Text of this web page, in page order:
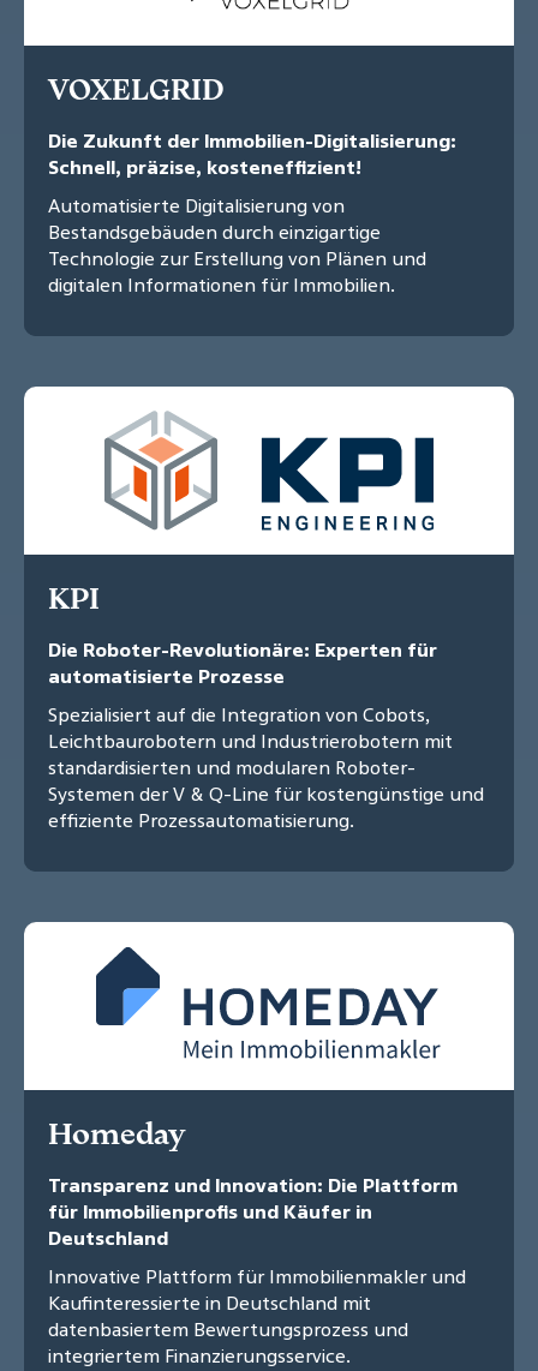
VOXELGRID
Die Zukunft der Immobilien-Digitalisierung:
Schnell, präzise, kosteneffizient!
Automatisierte Digitalisierung von
Bestandsgebäuden durch einzigartige
Technologie zur Erstellung von Plänen und
digitalen Informationen für Immobilien.
KPI
Die Roboter-Revolutionäre: Experten für
automatisierte Prozesse
Spezialisiert auf die Integration von Cobots,
Leichtbaurobotern und Industrierobotern mit
standardisierten und modularen Roboter-
Systemen der V & Q-Line für kostengünstige und
effiziente Prozessautomatisierung.
Homeday
Transparenz und Innovation: Die Plattform
für Immobilienprofis und Käufer in
Deutschland
Innovative Plattform für Immobilienmakler und
Kaufinteressierte in Deutschland mit
datenbasiertem Bewertungsprozess und
integriertem Finanzierungsservice.